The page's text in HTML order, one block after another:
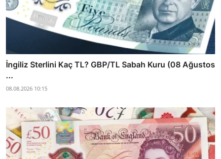
İngiliz Sterlini Kaç TL? GBP/TL Sabah Kuru (08 Ağustos
...
08.08.2026 10:15